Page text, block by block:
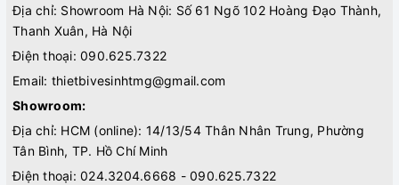
Địa chỉ: Showroom Hà Nội: Số 61 Ngõ 102 Hoàng Đạo Thành,
Thanh Xuân, Hà Nội
Điện thoại: 090.625.7322
Email: thietbivesinhtmg@gmail.com
Showroom:
Địa chỉ: HCM (online): 14/13/54 Thân Nhân Trung, Phường
Tân Bình, TP. Hồ Chí Minh
Điện thoại: 024.3204.6668 - 090.625.7322